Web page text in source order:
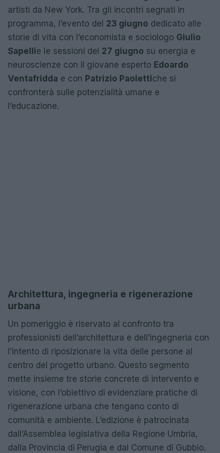
artisti da New York. Tra gli incontri segnati in
programma, l’evento del 23 giugno dedicato alle
storie di vita con l’economista e sociologo Giulio
Sapellie le sessioni del 27 giugno su energia e
neuroscienze con il giovane esperto Edoardo
Ventafridda e con Patrizio Paolettiche si
confronterà sulle potenzialità umane e
l’educazione.
Architettura, ingegneria e rigenerazione
urbana
Un pomeriggio è riservato al confronto tra
professionisti dell’architettura e dell’ingegneria con
l’intento di riposizionare la vita delle persone al
centro del progetto urbano. Questo segmento
mette insieme tre storie concrete di intervento e
visione, con l’obiettivo di evidenziare pratiche di
rigenerazione urbana che tengano conto di
comunità e ambiente. L’edizione è patrocinata
dall’Assemblea legislativa della Regione Umbria,
dalla Provincia di Perugia e dal Comune di Gubbio.